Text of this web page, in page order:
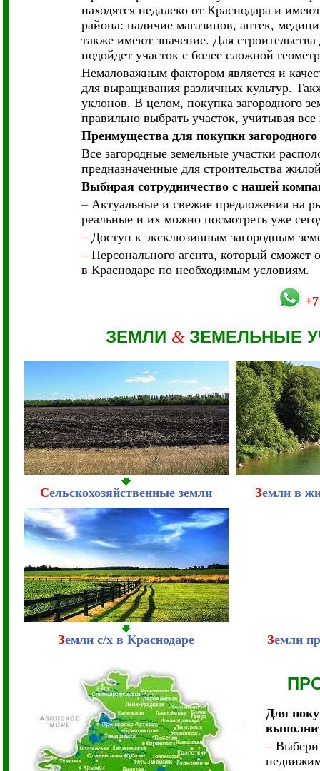
находятся недалеко от Краснодара и
района: наличие магазинов, аптек,
также имеют значение. Для
подойдет участок с более сложной
Немаловажным фактором является и
для выращивания различных культур.
уклонов. В целом, покупка загородного
правильно выбрать участок, учитывая
Преимущества для покупки загородного
Все загородные земельные участки
предназначенные для строительства
Выбирая сотрудничество с нашей
–Актуальные и свежие предложения на
реальные и их можно посмотреть уже
–Доступ к эксклюзивным загородным
–Персонального агента, который сможет
в Краснодаре по необходимым условиям.
ЗЕМЛИ & ЗЕМЕЛЬНЫЕ
Сельскохозяйственные земли Земли в
Земли с/х в Краснодаре Земли
Для
–